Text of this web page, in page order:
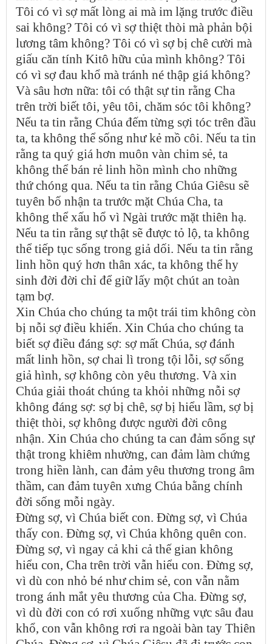
Tôi có vì sợ mất lòng ai mà im lặng trước điều
sai không? Tôi có vì sợ thiệt thòi mà phản bội
lương tâm không? Tôi có vì sợ bị chê cười mà
giấu căn tính Kitô hữu của mình không? Tôi
có vì sợ đau khổ mà tránh né thập giá không?
Và sâu hơn nữa: tôi có thật sự tin rằng Cha
trên trời biết tôi, yêu tôi, chăm sóc tôi không?
Nếu ta tin rằng Chúa đếm từng sợi tóc trên đầu
ta, ta không thể sống như kẻ mồ côi. Nếu ta tin
rằng ta quý giá hơn muôn vàn chim sẻ, ta
không thể bán rẻ linh hồn mình cho những
thứ chóng qua. Nếu ta tin rằng Chúa Giêsu sẽ
tuyên bố nhận ta trước mặt Chúa Cha, ta
không thể xấu hổ vì Ngài trước mặt thiên hạ.
Nếu ta tin rằng sự thật sẽ được tỏ lộ, ta không
thể tiếp tục sống trong giả dối. Nếu ta tin rằng
linh hồn quý hơn thân xác, ta không thể hy
sinh đời đời chỉ để giữ lấy một chút an toàn
tạm bợ.
Xin Chúa cho chúng ta một trái tim không còn
bị nỗi sợ điều khiển. Xin Chúa cho chúng ta
biết sợ điều đáng sợ: sợ mất Chúa, sợ đánh
mất linh hồn, sợ chai lì trong tội lỗi, sợ sống
giả hình, sợ không còn yêu thương. Và xin
Chúa giải thoát chúng ta khỏi những nỗi sợ
không đáng sợ: sợ bị chê, sợ bị hiểu lầm, sợ bị
thiệt thòi, sợ không được người đời công
nhận. Xin Chúa cho chúng ta can đảm sống sự
thật trong khiêm nhường, can đảm làm chứng
trong hiền lành, can đảm yêu thương trong âm
thầm, can đảm tuyên xưng Chúa bằng chính
đời sống mỗi ngày.
Đừng sợ, vì Chúa biết con. Đừng sợ, vì Chúa
thấy con. Đừng sợ, vì Chúa không quên con.
Đừng sợ, vì ngay cả khi cả thế gian không
hiểu con, Cha trên trời vẫn hiểu con. Đừng sợ,
vì dù con nhỏ bé như chim sẻ, con vẫn nằm
trong ánh mắt yêu thương của Cha. Đừng sợ,
vì dù đời con có rơi xuống những vực sâu đau
khổ, con vẫn không rơi ra ngoài bàn tay Thiên